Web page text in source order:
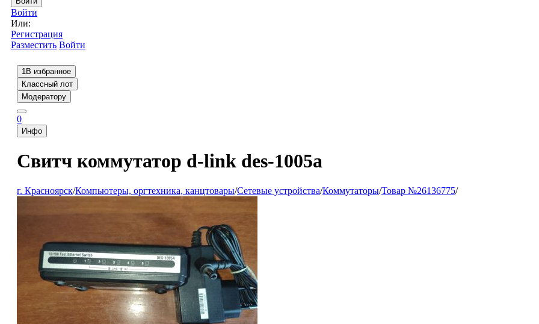
Войти
Или:
Регистрация
Разместить Войти
1В избранное
Классный лот
Модератору
0
Инфо
Свитч коммутатор d-link des-1005a
г. Красноярск/Компьютеры, оргтехника, канцтовары/Сетевые устройства/Коммутаторы/Товар №26136775/